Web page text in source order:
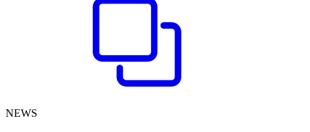
NEWS